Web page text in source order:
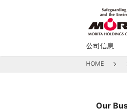
公司信息
HOME
Our